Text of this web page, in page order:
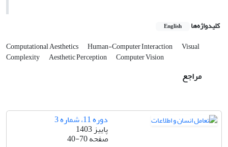
کلیدواژه‌ها English
Computational Aesthetics Human-Computer Interaction Visual
Complexity Aesthetic Perception Computer Vision
مراجع
دوره 11، شماره 3
پاییز 1403
صفحه40-70